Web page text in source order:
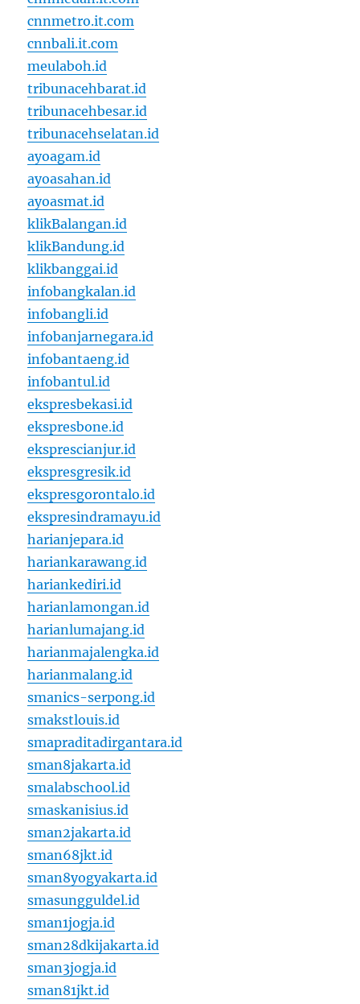
cnnmetro.it.com
cnnbali.it.com
meulaboh.id
tribunacehbarat.id
tribunacehbesar.id
tribunacehselatan.id
ayoagam.id
ayoasahan.id
ayoasmat.id
klikBalangan.id
klikBandung.id
klikbanggai.id
infobangkalan.id
infobangli.id
infobanjarnegara.id
infobantaeng.id
infobantul.id
ekspresbekasi.id
ekspresbone.id
eksprescianjur.id
ekspresgresik.id
ekspresgorontalo.id
ekspresindramayu.id
harianjepara.id
hariankarawang.id
hariankediri.id
harianlamongan.id
harianlumajang.id
harianmajalengka.id
harianmalang.id
smanics-serpong.id
smakstlouis.id
smapraditadirgantara.id
sman8jakarta.id
smalabschool.id
smaskanisius.id
sman2jakarta.id
sman68jkt.id
sman8yogyakarta.id
smasungguldel.id
sman1jogja.id
sman28dkijakarta.id
sman3jogja.id
sman81jkt.id